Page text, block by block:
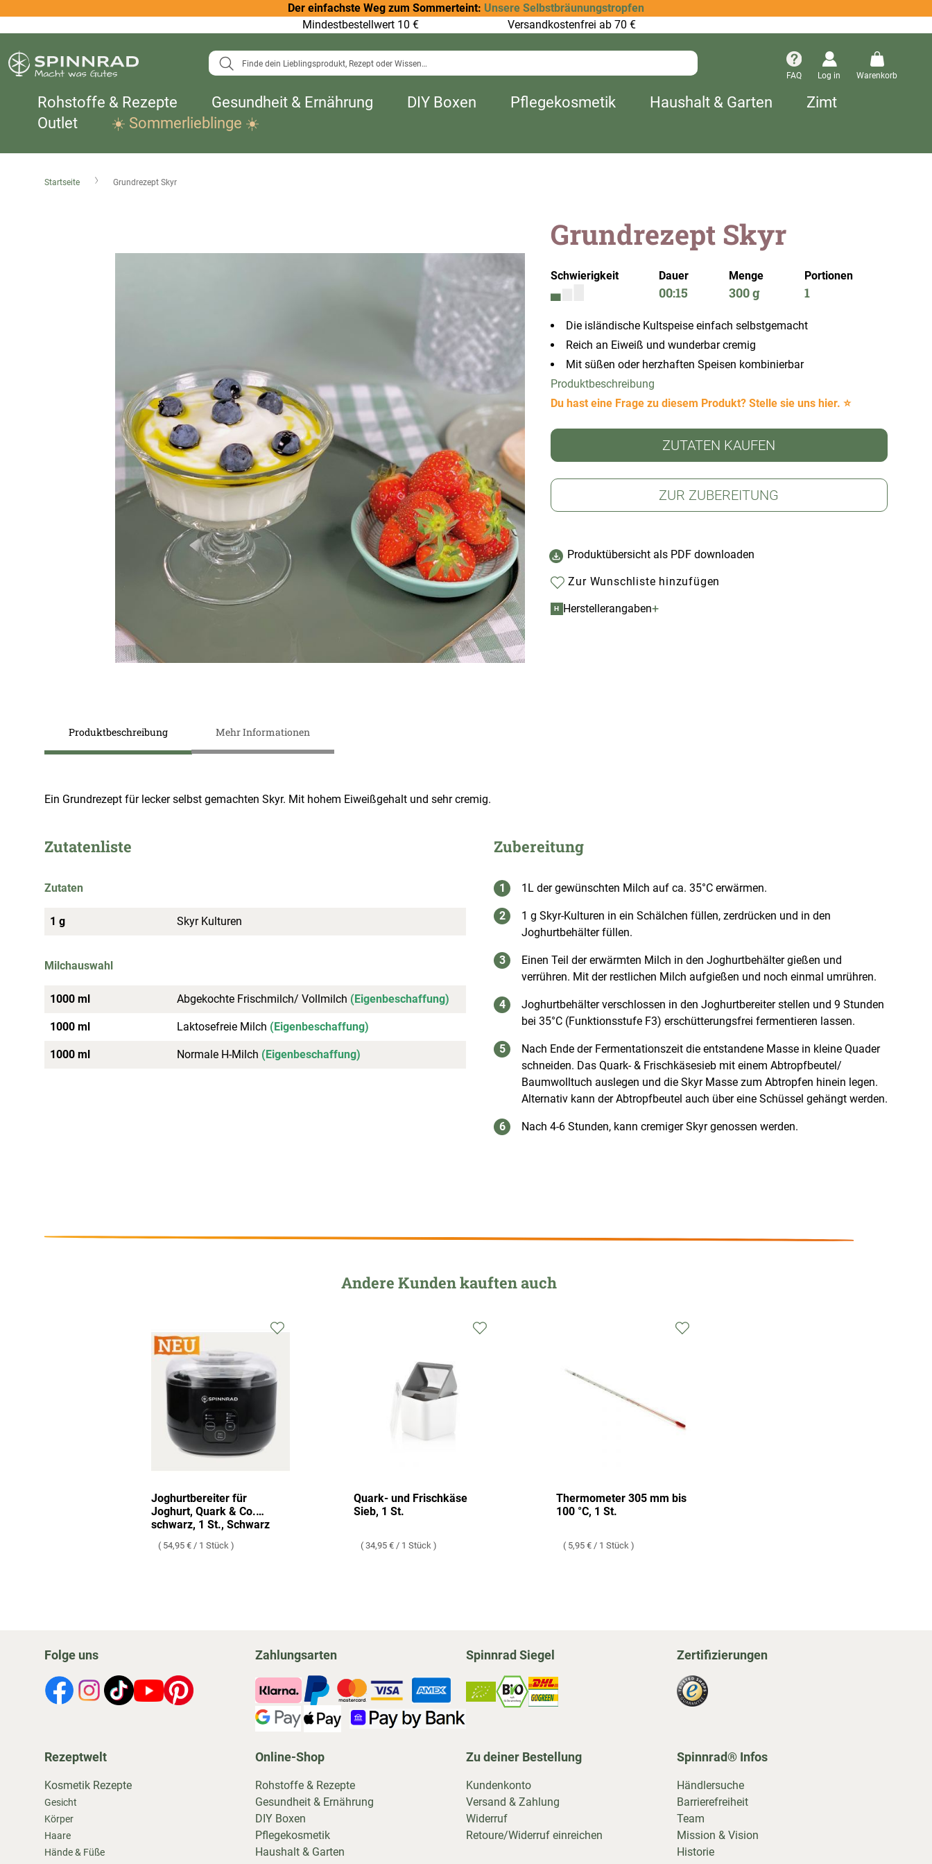
Der einfachste Weg zum Sommerteint: Unsere Selbstbräunungstropfen
Mindestbestellwert 10 €
Versandkostenfrei ab 70 €
Suche FAQ Log in Warenkorb
Rohstoffe & Rezepte Gesundheit & Ernährung DIY Boxen Pflegekosmetik Haushalt & Garten
Zimt
Outlet
☀️ Sommerlieblinge ☀️
Startseite Grundrezept Skyr
Bildergalerie
Grundrezept Skyr
Schwierigkeit Dauer
00:15
Menge
300 g
Portionen
1
Die isländische Kultspeise einfach selbstgemacht
Reich an Eiweiß und wunderbar cremig
Mit süßen oder herzhaften Speisen kombinierbar
Produktbeschreibung
Du hast eine Frage zu diesem Produkt? Stelle sie uns hier. ⭐
ZUTATEN KAUFEN
ZUR ZUBEREITUNG
Produktübersicht als PDF downloaden
Zur Wunschliste hinzufügen
H Herstellerangaben+
Produktbeschreibung
Ein Grundrezept für lecker selbst gemachten Skyr. Mit hohem Eiweißgehalt und sehr cremig.
Zutatenliste
Zutaten
1 g Skyr Kulturen
Milchauswahl
1000 ml Abgekochte Frischmilch/ Vollmilch (Eigenbeschaffung)
1000 ml Laktosefreie Milch (Eigenbeschaffung)
1000 ml Normale H-Milch (Eigenbeschaffung)
Zubereitung
1L der gewünschten Milch auf ca. 35°C erwärmen.
1 g Skyr-Kulturen in ein Schälchen füllen, zerdrücken und in den
Joghurtbehälter füllen.
Einen Teil der erwärmten Milch in den Joghurtbehälter gießen und
verrühren. Mit der restlichen Milch aufgießen und noch einmal umrühren.
Joghurtbehälter verschlossen in den Joghurtbereiter stellen und 9 Stunden
bei 35°C (Funktionsstufe F3) erschütterungsfrei fermentieren lassen.
Nach Ende der Fermentationszeit die entstandene Masse in kleine Quader
schneiden. Das Quark- & Frischkäsesieb mit einem Abtropfbeutel/
Baumwolltuch auslegen und die Skyr Masse zum Abtropfen hinein legen.
Alternativ kann der Abtropfbeutel auch über eine Schüssel gehängt werden.
Nach 4-6 Stunden, kann cremiger Skyr genossen werden.
Mehr Informationen
Andere Kunden kauften auch
Joghurtbereiter für
Joghurt, Quark & Co.
schwarz, 1 St., Schwarz
54,95 €/ 1 Stück
Quark- und Frischkäse
Sieb, 1 St.
34,95 €/ 1 Stück
Thermometer 305 mm bis
100 °C, 1 St.
5,95 €/ 1 Stück
Folge uns Zahlungsarten Spinnrad Siegel Zertifizierungen
Rezeptwelt
Kosmetik Rezepte
Gesicht
Körper
Haare
Hände & Füße
Online-Shop
Rohstoffe & Rezepte
Gesundheit & Ernährung
DIY Boxen
Pflegekosmetik
Haushalt & Garten
Zu deiner Bestellung
Kundenkonto
Versand & Zahlung
Widerruf
Retoure/Widerruf einreichen
Spinnrad® Infos
Händlersuche
Barrierefreiheit
Team
Mission & Vision
Historie